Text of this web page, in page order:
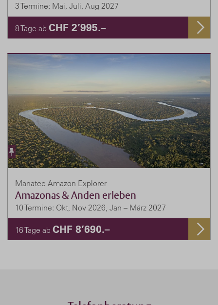
3 Termine: Mai, Juli, Aug 2027
8 Tage ab CHF 2’995.–
Manatee Amazon Explorer
Amazonas & Anden erleben
10 Termine: Okt, Nov 2026, Jan – März 2027
16 Tage ab CHF 8’690.–